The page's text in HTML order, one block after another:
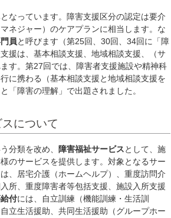
なっています。障害支援区分の認定は要介
ネジャー）のケアプランに相当します。な
員と呼びます（第25回、30回、34回に「障
援は、基本相談支援、地域相談支援、（サ
す。第27回では、障害者支援施設や精神科
に携わる（基本相談支援と地域相談支援を
「障害の理解」で出題されました。
について
分類を改め、 障害福祉サービスとして、施
のサービスを提供します。対象となるサー
、居宅介護（ホームヘルプ）、重度訪問介
所、重度障害者等包括支援、施設入所支援
付には、自立訓練（機能訓練・生活訓
立生活援助、共同生活援助（グループホー